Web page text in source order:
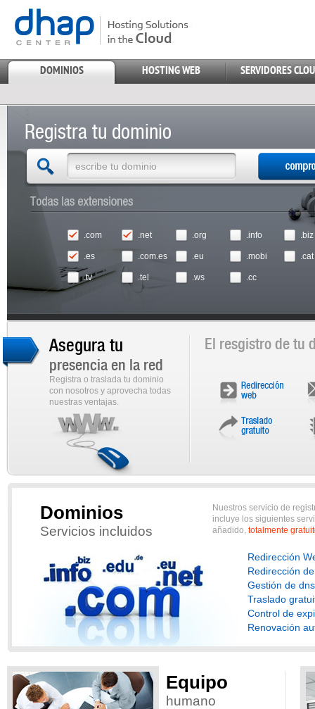
DOMINIOS HOSTING WEB SERVIDORES
Registra tu dominio
.com .net .org .info .biz
.es .com.es .eu .mobi .cat
.tv .tel .ws .cc
Asegura tu
presencia en la red
Registra o traslada tu dominio
con nosotros y aprovecha todas
nuestras ventajas.
El resgistro de tu
Dominios
Servicios incluidos
Nuestros servicio de
incluye los siguientes
añadido, totalmente
Redirección
Redirección
Gestión de dns
Traslado
Control de
Renovación
Equipo
humano